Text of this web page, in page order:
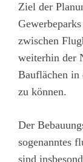
Ziel der
zwischen
weiterhin der
Bauflächen in
zu können.
Der
sogenanntes
sind